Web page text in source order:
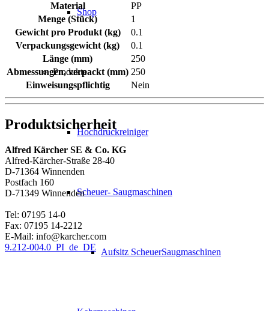
Shop
Produkte
Hochdruckreiniger
Scheuer- Saugmaschinen
Aufsitz ScheuerSaugmaschinen
Material
PP
Menge (Stück)
1
Gewicht pro Produkt (kg)
0.1
Verpackungsgewicht (kg)
0.1
Länge (mm)
250
Abmessungen, verpackt (mm) 250
Einweisungspflichtig
Nein
Produktsicherheit
Alfred Kärcher SE & Co. KG
Alfred-Kärcher-Straße 28-40
D-71364 Winnenden
Postfach 160
D-71349 Winnenden
Tel: 07195 14-0
Fax: 07195 14-2212
E-Mail: info@karcher.com
9.212-004.0_PI_de_DE